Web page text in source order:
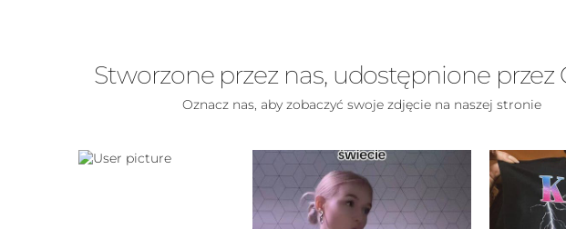
Stworzone przez nas, udostępnione przez
Oznacz nas, aby zobaczyć swoje zdjęcie na naszej stronie